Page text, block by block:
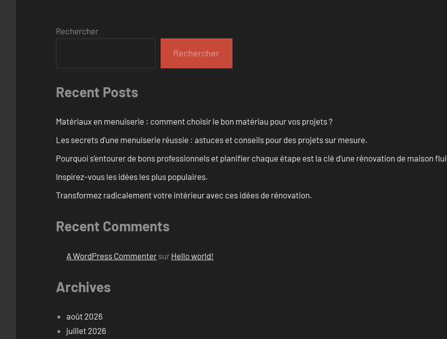
Rechercher
Rechercher
Recent Posts
Matériaux en menuiserie : comment choisir le bon matériau pour vos projets ?
Les secrets d’une menuiserie réussie : astuces et conseils pour des projets sur mesure.
Pourquoi s’entourer de bons professionnels et planifier chaque étape est la clé d’une rénovation de maison
Inspirez-vous les idées les plus populaires.
Transformez radicalement votre intérieur avec ces idées de rénovation.
Recent Comments
A WordPress Commenter sur Hello world!
Archives
août 2026
juillet 2026